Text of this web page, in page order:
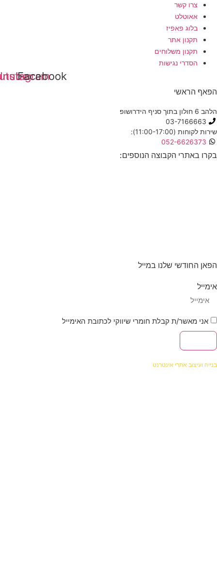
צרו קשר
אאוטלט
בלוג פאפיז
תקנון אתר
תקנון משלוחים
הסדרי נגישות
Facebook
Instagram
Youtube
הראשי
03-
(11:00-17:00):
052-
הקבוצה הנוספים:
שלנו במייל
מאשר/ת קבלת חומרי שיווקי לכתובת האימייל
אתרי אינטרנט